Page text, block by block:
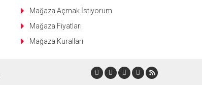
Mağaza Açmak İstiyorum
Mağaza Fiyatları
Mağaza Kuralları